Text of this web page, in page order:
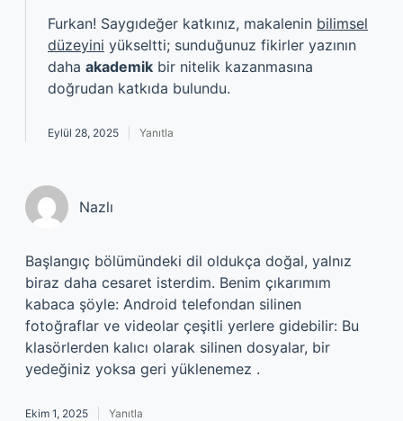
Furkan! Saygıdeğer katkınız, makalenin bilimsel
düzeyini yükseltti; sunduğunuz fikirler yazının
daha akademik bir nitelik kazanmasına
doğrudan katkıda bulundu.
Eylül 28, 2025 Yanıtla
Nazlı
Başlangıç bölümündeki dil oldukça doğal, yalnız
biraz daha cesaret isterdim. Benim çıkarımım
kabaca şöyle: Android telefondan silinen
fotoğraflar ve videolar çeşitli yerlere gidebilir: Bu
klasörlerden kalıcı olarak silinen dosyalar, bir
yedeğiniz yoksa geri yüklenemez .
Ekim 1, 2025 Yanıtla